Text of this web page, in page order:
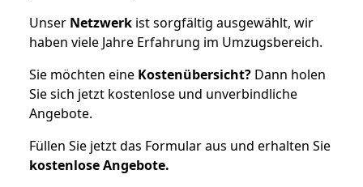
Unser Netzwerk ist sorgfältig ausgewählt, wir
haben viele Jahre Erfahrung im Umzugsbereich.
Sie möchten eine Kostenübersicht? Dann holen
Sie sich jetzt kostenlose und unverbindliche
Angebote.
Füllen Sie jetzt das Formular aus und erhalten Sie
kostenloseAngebote.